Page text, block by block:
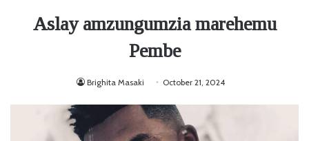
Aslay amzungumzia marehemu
Pembe
Brighita Masaki October 21, 2024